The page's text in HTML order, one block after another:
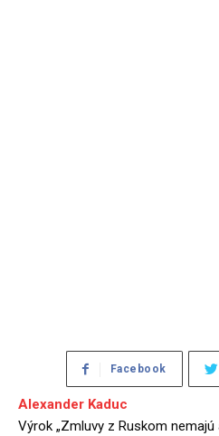
Facebook
Alexander Kaduc
Výrok „Zmluvy z Ruskom